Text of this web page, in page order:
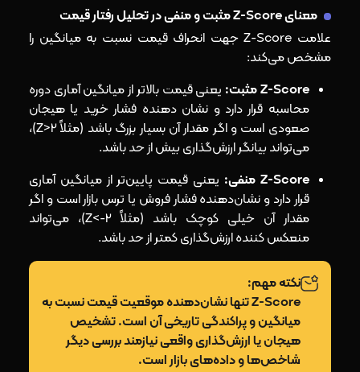
معنای Z-Score مثبت و منفی در تحلیل رفتار قیمت
علامت Z-Score جهت انحراف قیمت نسبت به میانگین را
مشخص می‌کند:
Z-Score مثبت:
یعنی قیمت بالاتر از میانگین آماری دوره
محاسبه قرار دارد و نشان‌ دهنده فشار خرید یا هیجان
صعودی است و اگر مقدار آن بسیار بزرگ باشد (مثلاً Z>2)،
می‌تواند بیانگر ارزش‌گذاری بیش از حد باشد.
Z-Score منفی:
یعنی قیمت پایین‌تر از میانگین آماری
قرار دارد و نشان‌دهنده فشار فروش یا ترس بازار است و اگر
مقدار آن خیلی کوچک باشد (مثلاً Z<-2)، می‌تواند
منعکس کننده ارزش‌گذاری کمتر از حد باشد.
نکته مهم:
Z-Score تنها نشان‌دهنده موقعیت قیمت نسبت به
میانگین و پراکندگی تاریخی آن است. تشخیص
هیجان یا ارزش‌گذاری واقعی نیازمند بررسی دیگر
شاخص‌ها و داده‌های بازار است.